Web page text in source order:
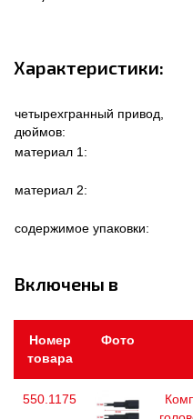
Характеристики:
четырехгранный привод,
дюймов:
материал 1:
материал 2:
содержимое упаковки:
Включены в
Номер
товара
Фото
550.1175